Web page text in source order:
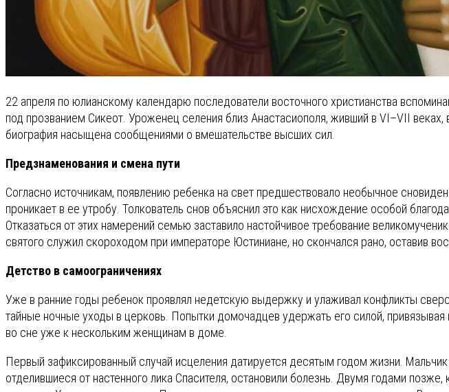
22 апреля по юлианскому календарю последователи восточного христианства
под прозванием Сикеот. Уроженец селения близ Анастасиополя, живший в VI–VII
биография насыщена сообщениями о вмешательстве высших сил.
Предзнаменования и смена пути
Согласно источникам, появлению ребенка на свет предшествовало необычное
проникает в ее утробу. Толкователь снов объяснил это как нисхождение особой
Отказаться от этих намерений семью заставило настойчивое требование
святого служил скороходом при императоре Юстиниане, но скончался рано, оставив
Детство в самоограничениях
Уже в ранние годы ребенок проявлял недетскую выдержку и улаживал конфликты
тайные ночные уходы в церковь. Попытки домочадцев удержать его силой, привязывая
во сне уже к нескольким женщинам в доме.
Первый зафиксированный случай исцеления датируется десятым годом жизни.
отделившиеся от настенного лика Спасителя, остановили болезнь. Двумя годами